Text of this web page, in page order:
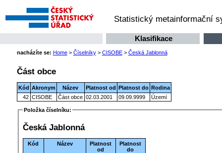
Statistický metainformační
Klasifikace
nacházíte se: Home> Číselníky> CISOBE> Česká Jablonná
Část obce
Kód Akronym Název Platnost od Platnost do Rodina
42 CISOBE Část obce 02.03.2001 09.09.9999 Území
Položka číselníku:
Česká Jablonná
Kód Název
Platnost
od
Platnost
do